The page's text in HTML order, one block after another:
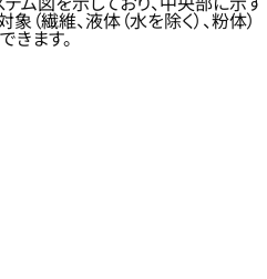
繊維、液体（水を除く）、粉体）
きます。